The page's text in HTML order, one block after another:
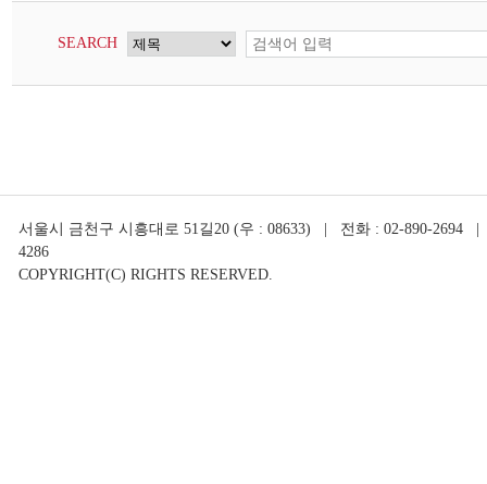
SEARCH
서울시 금천구 시흥대로 51길20 (우 : 08633) | 전화 : 02-890-2694 |
4286
COPYRIGHT(C) RIGHTS RESERVED.